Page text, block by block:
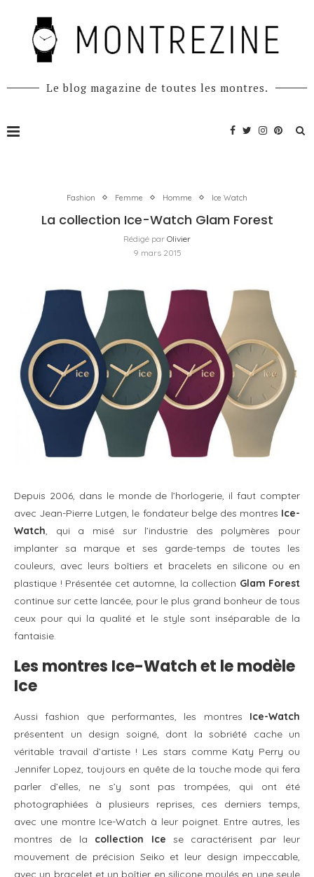
Le blog magazine de toutes les montres.
Fashion Femme Homme Ice Watch
La collection Ice-Watch Glam Forest
Rédigé par Olivier
9 mars 2015
Depuis 2006, dans le monde de l’horlogerie, il faut compter
avec Jean-Pierre Lutgen, le fondateur belge des montres Ice-
Watch, qui a misé sur l’industrie des polymères pour
implanter sa marque et ses garde-temps de toutes les
couleurs, avec leurs boîtiers et bracelets en silicone ou en
plastique ! Présentée cet automne, la collection Glam Forest
continue sur cette lancée, pour le plus grand bonheur de tous
ceux pour qui la qualité et le style sont inséparable de la
fantaisie.
Les montres Ice-Watch et le modèle
Ice
Aussi fashion que performantes, les montres Ice-Watch
présentent un design soigné, dont la sobriété cache un
véritable travail d’artiste ! Les stars comme Katy Perry ou
Jennifer Lopez, toujours en quête de la touche mode qui fera
parler d’elles, ne s’y sont pas trompées, qui ont été
photographiées à plusieurs reprises, ces derniers temps,
avec une montre Ice-Watch à leur poignet. Entre autres, les
montres de la collection Ice se caractérisent par leur
mouvement de précision Seiko et leur design impeccable,
avec un bracelet et un boîtier en silicone moulés en une seule